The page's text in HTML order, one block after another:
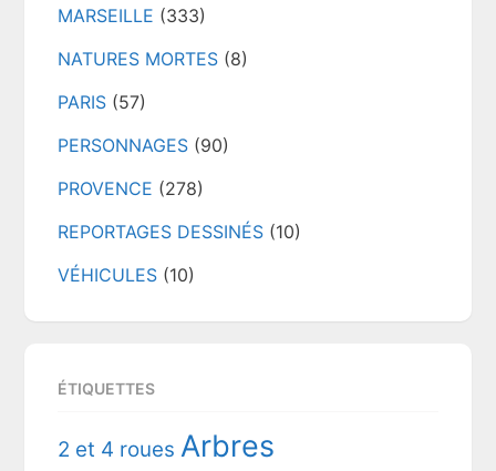
MARSEILLE (333)
NATURES MORTES (8)
PARIS (57)
PERSONNAGES (90)
PROVENCE (278)
REPORTAGES DESSINÉS (10)
VÉHICULES (10)
ÉTIQUETTES
2 et 4 roues Arbres